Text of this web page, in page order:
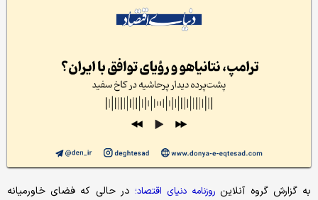
به گزارش گروه آنلاین روزنامه دنیای اقتصاد؛ در حالی‌ که فضای خاورمیانه